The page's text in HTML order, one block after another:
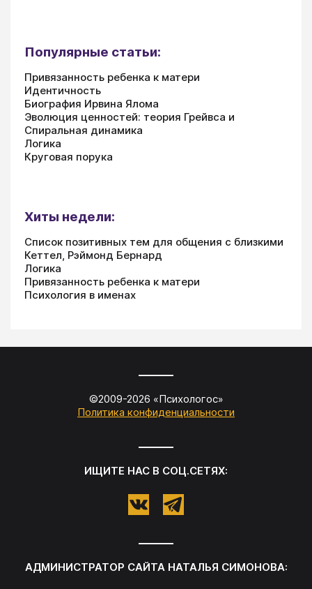
Популярные статьи:
Привязанность ребенка к матери
Идентичность
Биография Ирвина Ялома
Эволюция ценностей: теория Грейвса и
Спиральная динамика
Логика
Круговая порука
Хиты недели:
Список позитивных тем для общения с близкими
Кеттел, Рэймонд Бернард
Логика
Привязанность ребенка к матери
Психология в именах
©2009-2026 «Психологос»
Политика конфиденциальности
ИЩИТЕ НАС В СОЦ.СЕТЯХ:
АДМИНИСТРАТОР САЙТА НАТАЛЬЯ СИМОНОВА: